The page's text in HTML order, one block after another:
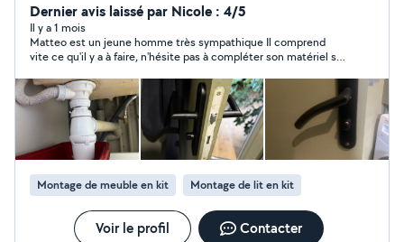
plaisir. Bonne journée à vous, n'hésitez pas à me
contacter téléphoniquement
Dernier avis laissé par Nicole : 4/5
Il y a 1 mois
Matteo est un jeune homme très sympathique Il comprend
vite ce qu'il y a à faire, n'hésite pas à compléter son matériel si
je vais le recontacter pour un autre petit bricolage
Montage de meuble en kit Montage de lit en kit
Voir le profil Contacter